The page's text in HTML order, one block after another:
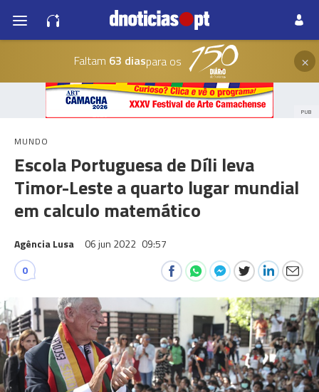
Faltam 63 diaspara os ×
PUB
MUNDO
Escola Portuguesa de Díli leva
Timor-Leste a quarto lugar mundial
em calculo matemático
Agência Lusa 06 jun 2022 09:57
0